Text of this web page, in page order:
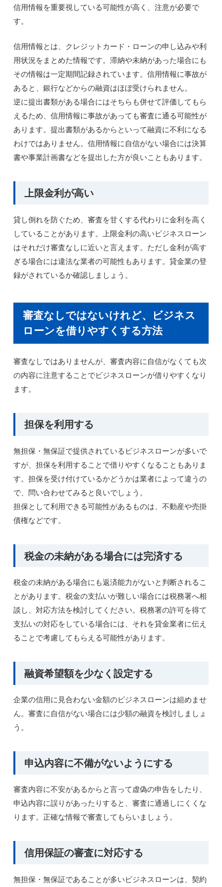
信用情報を重要視している可能性が高く、注意が必要で
す。
信用情報とは、クレジットカード・ローンの申し込みや利
用状況をまとめた情報です。滞納や未納があった場合にも
その情報は一定期間記録されています。信用情報に事故が
あると、銀行などからの融資はほぼ受けられません。
逆に提出書類がある場合にはそちらも併せて評価してもら
えるため、信用情報に事故があっても審査に通る可能性が
あります。提出書類があるからといって融資に不利になる
わけではありません。信用情報に自信がない場合には決算
書や事業計画書などを提出した方が良いこともあります。
上限金利が高い
貸し倒れを防ぐため、審査を甘くする代わりに金利を高く
していることがあります。上限金利の高いビジネスローン
はそれだけ審査なしに近いと言えます。ただし金利が高す
ぎる場合には違法な業者の可能性もあります。貸金業の登
録がされているか確認しましょう。
審査なしではないけれど、ビジネス
ローンを借りやすくする方法
審査なしではありませんが、審査内容に自信がなくても次
の内容に注意することでビジネスローンが借りやすくなり
ます。
担保を利用する
無担保・無保証で提供されているビジネスローンが多いで
すが、担保を利用することで借りやすくなることもありま
す。担保を受け付けているかどうかは業者によって違うの
で、問い合わせてみると良いでしょう。
担保として利用できる可能性があるものは、不動産や売掛
債権などです。
税金の未納がある場合には完済する
税金の未納がある場合にも返済能力がないと判断されるこ
とがあります。税金の支払いが難しい場合には税務署へ相
談し、対応方法を検討してください。税務署の許可を得て
支払いの対応をしている場合には、それを貸金業者に伝え
ることで考慮してもらえる可能性があります。
融資希望額を少なく設定する
企業の信用に見合わない金額のビジネスローンは組めませ
ん。審査に自信がない場合には少額の融資を検討しましょ
う。
申込内容に不備がないようにする
審査内容に不安があるからと言って虚偽の申告をしたり、
申込内容に誤りがあったりすると、審査に通過しにくくな
ります。正確な情報で審査してもらいましょう。
信用保証の審査に対応する
無担保・無保証であることが多いビジネスローンは、契約